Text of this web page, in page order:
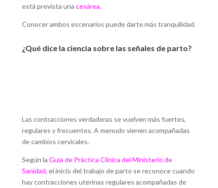
está prevista una cesárea.
Conocer ambos escenarios puede darte más tranquilidad.
¿Qué dice la ciencia sobre las señales de parto?
Las contracciones verdaderas se vuelven más fuertes,
regulares y frecuentes. A menudo vienen acompañadas
de cambios cervicales.
Según la Guía de Práctica Clínica del Ministerio de
Sanidad, el inicio del trabajo de parto se reconoce cuando
hay contracciones uterinas regulares acompañadas de